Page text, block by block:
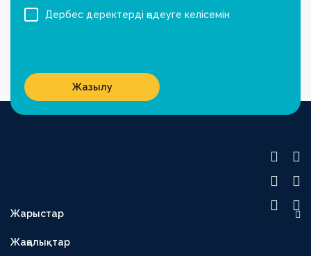
Жарыстар
1XBET БІРІНШІ ЛИГА
Жаңалықтар
Дербес деректерді өңдеуге келісемін
Жазылу